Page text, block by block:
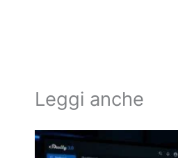
Leggi anche